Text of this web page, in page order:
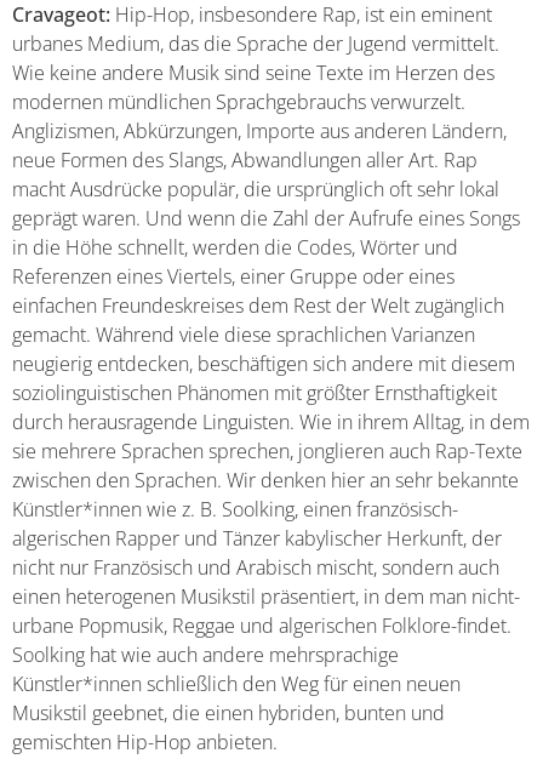
Cravageot: Hip-Hop, insbesondere Rap, ist ein eminent
urbanes Medium, das die Sprache der Jugend vermittelt.
Wie keine andere Musik sind seine Texte im Herzen des
modernen mündlichen Sprachgebrauchs verwurzelt.
Anglizismen, Abkürzungen, Importe aus anderen Ländern,
neue Formen des Slangs, Abwandlungen aller Art. Rap
macht Ausdrücke populär, die ursprünglich oft sehr lokal
geprägt waren. Und wenn die Zahl der Aufrufe eines Songs
in die Höhe schnellt, werden die Codes, Wörter und
Referenzen eines Viertels, einer Gruppe oder eines
einfachen Freundeskreises dem Rest der Welt zugänglich
gemacht. Während viele diese sprachlichen Varianzen
neugierig entdecken, beschäftigen sich andere mit diesem
soziolinguistischen Phänomen mit größter Ernsthaftigkeit
durch herausragende Linguisten. Wie in ihrem Alltag, in dem
sie mehrere Sprachen sprechen, jonglieren auch Rap-Texte
zwischen den Sprachen. Wir denken hier an sehr bekannte
Künstler*innen wie z. B. Soolking, einen französisch-
algerischen Rapper und Tänzer kabylischer Herkunft, der
nicht nur Französisch und Arabisch mischt, sondern auch
einen heterogenen Musikstil präsentiert, in dem man nicht-
urbane Popmusik, Reggae und algerischen Folklore-findet.
Soolking hat wie auch andere mehrsprachige
Künstler*innen schließlich den Weg für einen neuen
Musikstil geebnet, die einen hybriden, bunten und
gemischten Hip-Hop anbieten.